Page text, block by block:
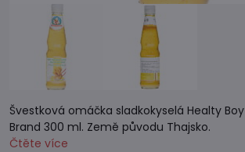
Švestková omáčka sladkokyselá Healty Boy
Brand 300 ml. Země původu Thajsko.
Čtěte více